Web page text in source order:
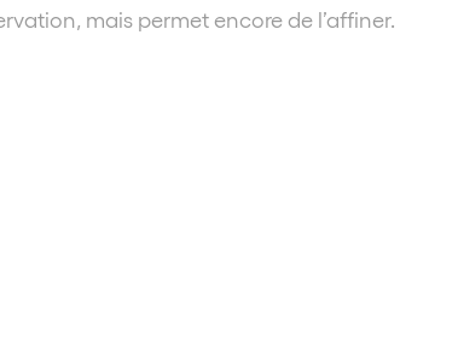
mais permet encore de l’affiner.